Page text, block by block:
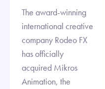
The award-winning
international creative
company Rodeo FX
has officially
acquired Mikros
Animation, the